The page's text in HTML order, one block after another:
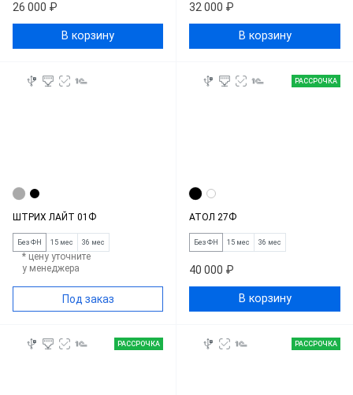
26 000 ₽
В корзину
32 000 ₽
В корзину
ШТРИХ ЛАЙТ 01Ф
Без ФН 15 мес 36 мес
* цену уточните
у менеджера
Под заказ
РАССРОЧКА
АТОЛ 27Ф
Без ФН 15 мес 36 мес
40 000 ₽
В корзину
РАССРОЧКА РАССРОЧКА